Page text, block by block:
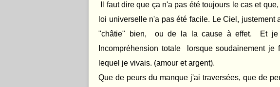
Il faut dire que ça n'a pas été toujours le cas et
loi universelle n'a pas été facile. Le Ciel,
"châtie" bien, ou de la la cause à effet. Et je
Incompréhension totale lorsque soudainement
lequel je vivais. (amour et argent).
Que de peurs du manque j'ai traversées, que de